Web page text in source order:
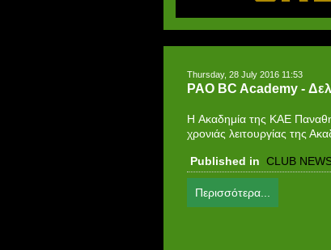
Thursday, 28 July 2016 11:53
PAO BC Academy -
H Ακαδημία της ΚΑΕ
χρονιάς λειτουργίας της
Published in CLUB
Περισσότερα...